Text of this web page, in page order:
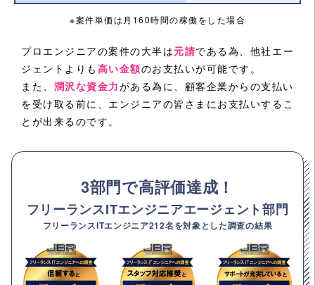
※案件単価は月160時間の稼働をした場合
プロエンジニアの案件の大半は元請である為、他社エー
ジェントよりも 高い金額のお支払いが可能です。
また、 潤沢な資金力がある為に、顧客企業からの支払い
を受け取る前に、エンジニアの皆さまにお支払いするこ
とが出来るのです。
3部門で高評価達成！
フリーランスITエンジニアエージェント部門
フリーランスITエンジニア212名を対象とした調査の結果